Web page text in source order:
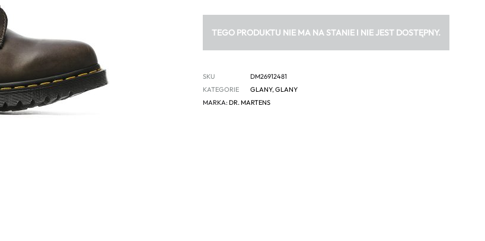
TEGO PRODUKTU NIE MA NA STANIE I NIE JEST DOSTĘPNY.
SKU
DM26912481
KATEGORIE
GLANY,GLANY
MARKA: DR. MARTENS